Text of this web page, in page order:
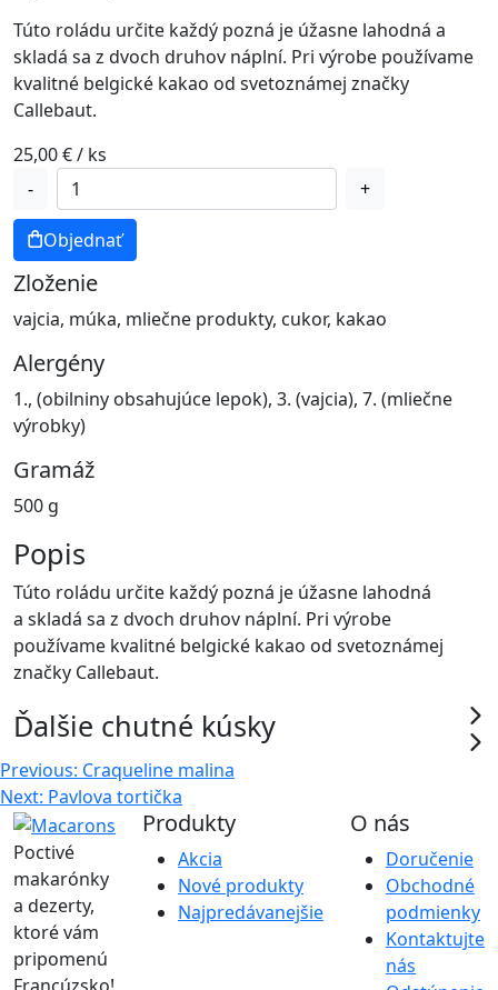
Túto roládu určite každý pozná je úžasne lahodná a
skladá sa z dvoch druhov náplní. Pri výrobe používame
kvalitné belgické kakao od svetoznámej značky
Callebaut.
25,00€/ ks
-
množstvo
Zamatová
roláda
(v
celku)
+
Objednať
Zloženie
vajcia, múka, mliečne produkty, cukor, kakao
Alergény
1., (obilniny obsahujúce lepok), 3. (vajcia), 7. (mliečne
výrobky)
Gramáž
500 g
Popis
Túto roládu určite každý pozná je úžasne lahodná
a skladá sa z dvoch druhov náplní. Pri výrobe
používame kvalitné belgické kakao od svetoznámej
značky Callebaut.
Ďalšie chutné kúsky
Navigácia
v
článku
Previous: Craqueline malina
Next: Pavlova tortička
Poctivé
makarónky
a dezerty,
ktoré vám
pripomenú
Produkty
Akcia
Nové produkty
Najpredávanejšie
O nás
Doručenie
Obchodné
podmienky
Kontaktujte
nás